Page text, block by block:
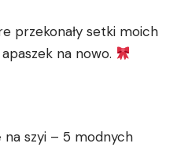
przekonały setki moich
na nowo.
na szyi – 5 modnych